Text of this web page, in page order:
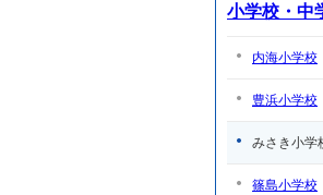
小学校・中
内海小学校
豊浜小学校
みさき小学
篠島小学校